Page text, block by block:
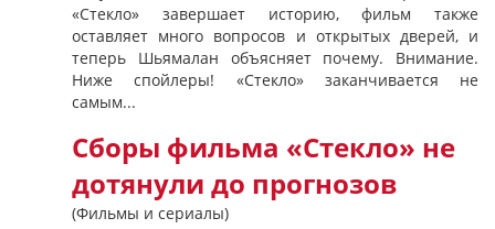
«Стекло» завершает историю, фильм также
оставляет много вопросов и открытых дверей, и
теперь Шьямалан объясняет почему. Внимание.
Ниже спойлеры! «Стекло» заканчивается не
самым...
Сборы фильма «Стекло» не
дотянули до прогнозов
(Фильмы и сериалы)